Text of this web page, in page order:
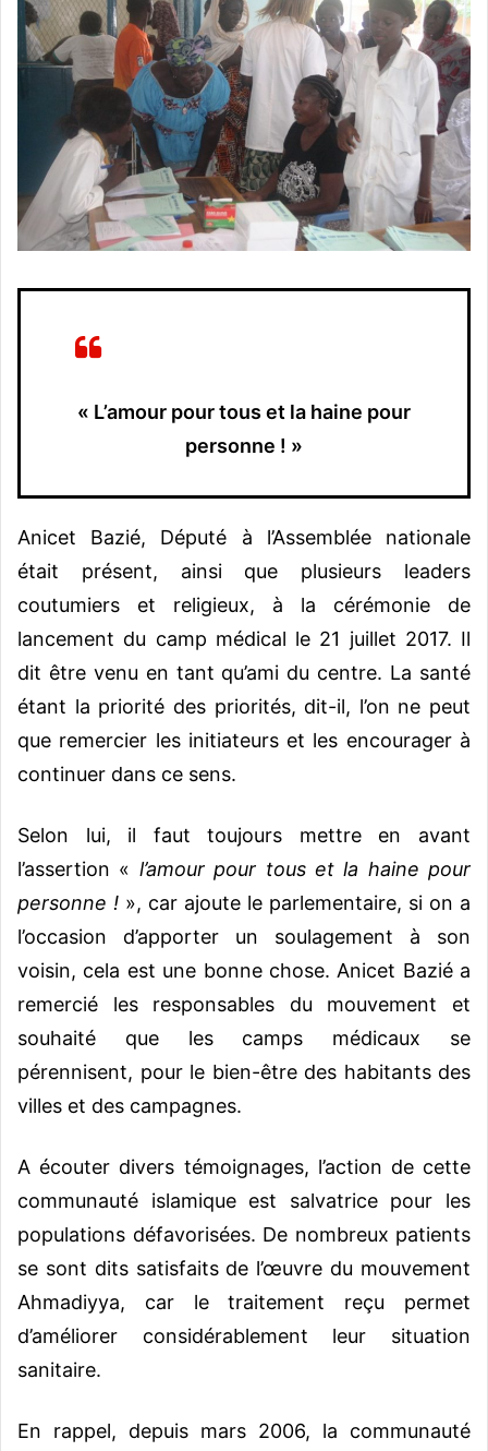
« L’amour pour tous et la haine pour
personne ! »
Anicet Bazié, Député à l’Assemblée nationale
était présent, ainsi que plusieurs leaders
coutumiers et religieux, à la cérémonie de
lancement du camp médical le 21 juillet 2017. Il
dit être venu en tant qu’ami du centre. La santé
étant la priorité des priorités, dit-il, l’on ne peut
que remercier les initiateurs et les encourager à
continuer dans ce sens.
Selon lui, il faut toujours mettre en avant
l’assertion « l’amour pour tous et la haine pour
personne ! », car ajoute le parlementaire, si on a
l’occasion d’apporter un soulagement à son
voisin, cela est une bonne chose. Anicet Bazié a
remercié les responsables du mouvement et
souhaité que les camps médicaux se
pérennisent, pour le bien-être des habitants des
villes et des campagnes.
A écouter divers témoignages, l’action de cette
communauté islamique est salvatrice pour les
populations défavorisées. De nombreux patients
se sont dits satisfaits de l’œuvre du mouvement
Ahmadiyya, car le traitement reçu permet
d’améliorer considérablement leur situation
sanitaire.
En rappel, depuis mars 2006, la communauté